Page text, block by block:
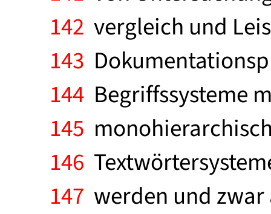
142 vergleich und
143
144 Begriffssysteme
145
146
147 werden und